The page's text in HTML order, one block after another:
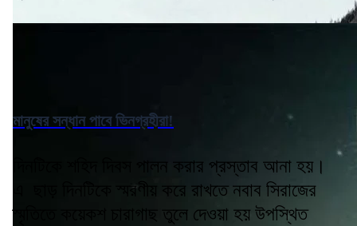
মানুষের সন্ধান পাবে ভিনগ্রহীরা!
দিনটিকে শহিদ দিবস পালন করার প্রস্তাব আনা হয়।
এ ছাড় দিনটিকে স্মরণীয় করে রাখতে নবাব সিরাজের
স্মৃতিতে কয়েকশ চারাগাছ তুলে দেওয়া হয় উপস্থিত